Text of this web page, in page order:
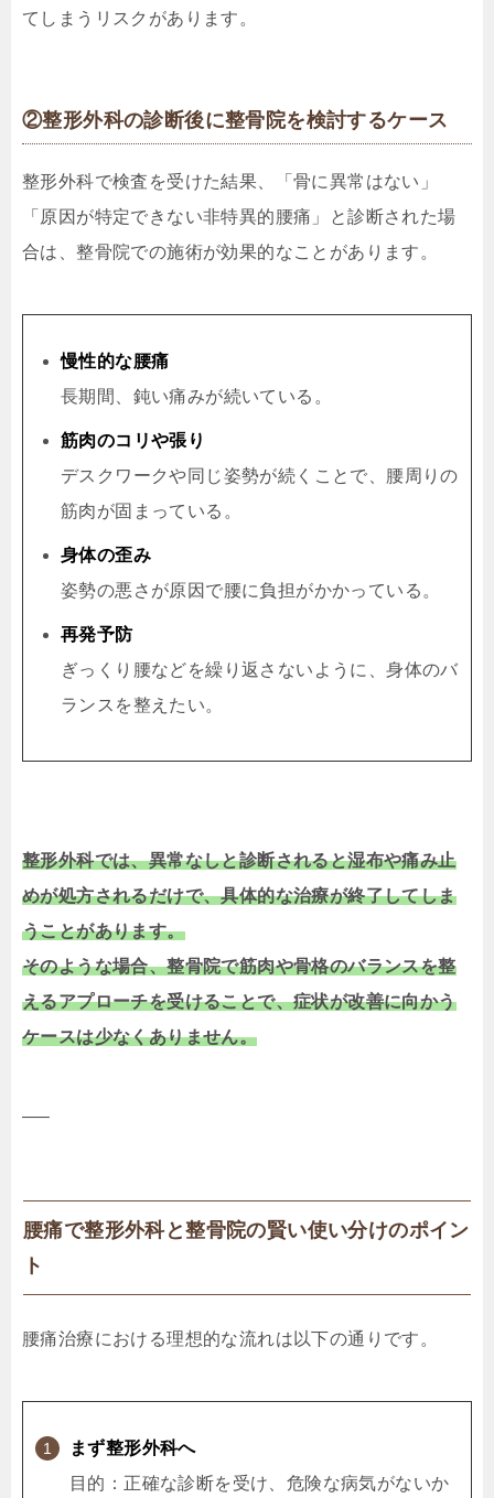
てしまうリスクがあります。
②整形外科の診断後に整骨院を検討するケース
整形外科で検査を受けた結果、「骨に異常はない」
「原因が特定できない非特異的腰痛」と診断された場
合は、整骨院での施術が効果的なことがあります。
慢性的な腰痛
長期間、鈍い痛みが続いている。
筋肉のコリや張り
デスクワークや同じ姿勢が続くことで、腰周りの
筋肉が固まっている。
身体の歪み
姿勢の悪さが原因で腰に負担がかかっている。
再発予防
ぎっくり腰などを繰り返さないように、身体のバ
ランスを整えたい。
整形外科では、異常なしと診断されると湿布や痛み止
めが処方されるだけで、具体的な治療が終了してしま
うことがあります。
そのような場合、整骨院で筋肉や骨格のバランスを整
えるアプローチを受けることで、症状が改善に向かう
ケースは少なくありません。
—–
腰痛で整形外科と整骨院の賢い使い分けのポイン
ト
腰痛治療における理想的な流れは以下の通りです。
まず整形外科へ
目的：正確な診断を受け、危険な病気がないか